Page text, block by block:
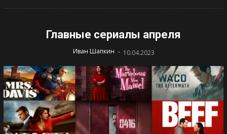
Главные сериалы апреля
Иван Шапкин - 10.04.2023